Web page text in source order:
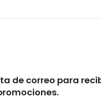
de correo para